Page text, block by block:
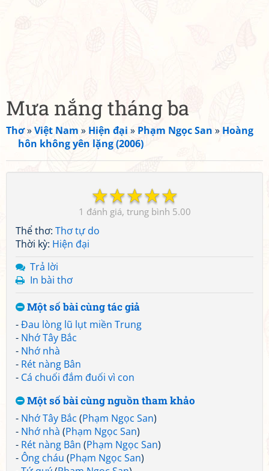
Mưa nắng tháng ba
Thơ»Việt Nam » Hiện đại » Phạm Ngọc San » Hoàng
hôn không yên lặng (2006)
☆
☆
☆
☆
☆
1 5.00
Thể thơ: Thơ tự do
Thời kỳ: Hiện đại
Trả lời
In bài thơ
Một số bài cùng tác giả
-Đau lòng lũ lụt miền Trung
- Nhớ Tây Bắc
- Nhớ nhà
- Rét nàng Bân
- Cá chuối đắm đuối vì con
Một số bài cùng nguồn tham khảo
- Nhớ Tây Bắc (Phạm Ngọc San)
- Nhớ nhà (Phạm Ngọc San)
- Rét nàng Bân (Phạm Ngọc San)
- Ông cháu (Phạm Ngọc San)